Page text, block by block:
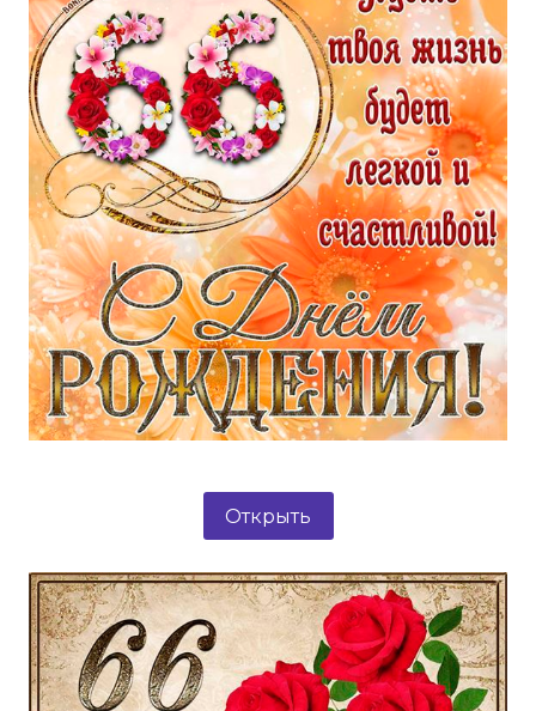
Открыть